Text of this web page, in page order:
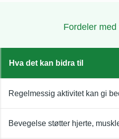
Fordeler
Hva det kan bidra til
Regelmessig aktivitet kan gi
Bevegelse støtter hjerte,